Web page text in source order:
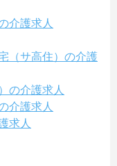
介護求人
（サ高住）の介護
の介護求人
介護求人
求人